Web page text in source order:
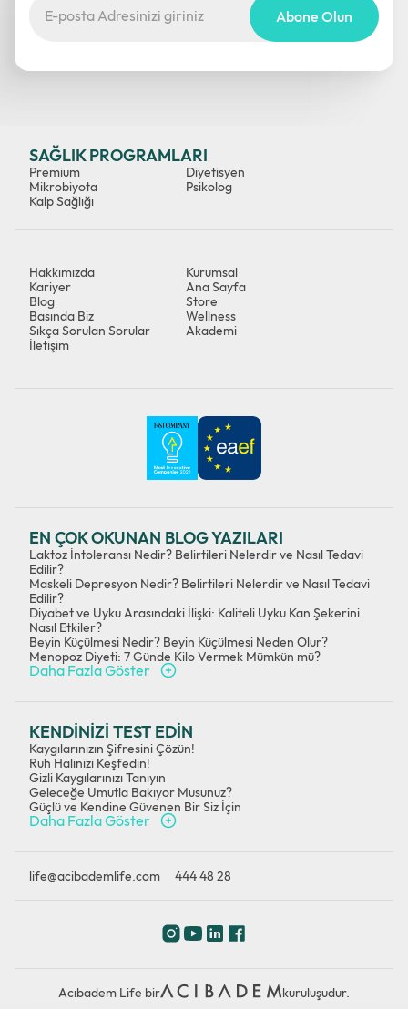
Abone Olun
SAĞLIK PROGRAMLARI
Premium
Mikrobiyota
Kalp Sağlığı
Diyetisyen
Psikolog
Hakkımızda
Kurumsal
Kariyer
Ana Sayfa
Blog
Store
Basında Biz
Wellness
Sıkça Sorulan Sorular
Akademi
İletişim
EN ÇOK OKUNAN BLOG YAZILARI
Laktoz İntoleransı Nedir? Belirtileri Nelerdir ve Nasıl Tedavi
Edilir?
Maskeli Depresyon Nedir? Belirtileri Nelerdir ve Nasıl Tedavi
Edilir?
Diyabet ve Uyku Arasındaki İlişki: Kaliteli Uyku Kan Şekerini
Nasıl Etkiler?
Beyin Küçülmesi Nedir? Beyin Küçülmesi Neden Olur?
Menopoz Diyeti: 7 Günde Kilo Vermek Mümkün mü?
Daha Fazla Göster
KENDİNİZİ TEST EDİN
Kaygılarınızın Şifresini Çözün!
Ruh Halinizi Keşfedin!
Gizli Kaygılarınızı Tanıyın
Geleceğe Umutla Bakıyor Musunuz?
Güçlü ve Kendine Güvenen Bir Siz İçin
Daha Fazla Göster
Acıbadem Life bir kuruluşudur.
life@acibademlife.com 444 48 28